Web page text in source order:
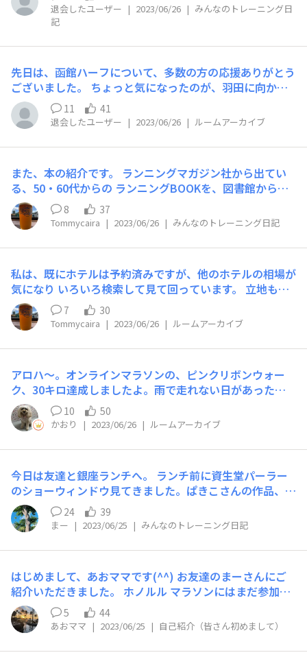
ました。 ひらふのアップダウンを5キロラン、ひらふから
ミルク工房へソフトクリーム求めて6.7キロ往復13キロ。
たです！ さて、ハーフマラソン1回経験の私ですがなんと
かこまめに練習し、距離を少しずつ伸ばしたいと思いま
す。皆さま宜しくお願い致します！
退会したユーザー | 2023/06/26 | みんなのトレーニング日
記
先日は、函館ハーフについて、多数の方の応援ありがとう
ございました。 ちょっと気になったのが、羽田に向かう
京急線、飛行機機内ともマスクを着用するかたがかなり少
なくなっている中、咳をしている人が結構いたことです。
先ほどのニュースでも沖縄県は普段の診療にも影響がでは
じめ、さらに第9波に入り始めたようだとの報道もありま
いています。皆さんも自己防衛をしていきましょう。 さ
て、話題を換えまして本日、2024年の東京マラソン概要
が発表されました。一般エントリーは8月14日からです。
https://www.marathon.tokyo/participants/guideline/
11 41
退会したユーザー | 2023/06/26 | ルームアーカイブ
また、本の紹介です。 ランニングマガジン社から出てい
る、50・60代からの ランニングBOOKを、図書館から借
りてきました。 70歳でマラソンを始めて、初めてのホノ
マラで4時間44分とか驚きの内容でした。 思い起こせばマ
ラソンを始めたときに読んだ本が、 福岡大学の田中先生
の、「ランニングする前に読む本」で、スロージョギング
理、サブ5がギリギリで、やはり学生時代に運動をしてい
た方とは、 根本的に、基礎体力が違うんだと思い知らさ
れましたね。 ちなみに、私は文系の部活動でした。
8 37
Tommycaira | 2023/06/26 | みんなのトレーニング日記
私は、既にホテルは予約済みですが、他のホテルの相場が
気になり いろいろ検索して見て回っています。 立地もい
い某ホテルですが、マラソン相場？でしょうか。 クリス
マス、年始年末よりもはるかに高い、高すぎるなあと、、
もう、皆さんは予約済みと思いますが、、、
7 30
Tommycaira | 2023/06/26 | ルームアーカイブ
アロハ〜。オンラインマラソンの、ピンクリボンウォー
ク、30キロ達成しましたよ。雨で走れない日があったり
して、けっこうかかってしまいましたね。乳がんのことを
広く知ってもらえるきっかけになればいいと思って、エン
トリーしました。Hilomiさん、LoveLEVIさん、ヒット万
さんも、すでに完走されているようですので、良かったで
た。近々、お墓参りに行こうと思っています。みなさん、
応援ありがとうございました。
10 50
かおり | 2023/06/26 | ルームアーカイブ
今日は友達と銀座ランチへ。 ランチ前に資生堂パーラー
のショーウィンドウ見てきました。ぱきこさんの作品、本
当に素敵でした。 今日のランチはあおママさんと一緒だ
ったので、ホノルルマラソンの話をしてOHANAの話もし
まくって、仲間に引き込んでしまいました😆 そして思っ
たよりボリュームあるランチだったので、お家に帰ってか
なんですが、ランやウォークはまだまだなので本番まで頑
張ろうと思います。
24 39
まー | 2023/06/25 | みんなのトレーニング日記
はじめまして、あおママです(^^) お友達のまーさんにご
紹介いただきました。 ホノルル マラソンにはまだ参加す
るかは考え中ですが、まーさんと一緒にホノルル には行
きますので、これからよろしくお願いします(^^)
5 44
あおママ | 2023/06/25 | 自己紹介（皆さん初めまして）